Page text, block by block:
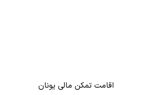
اقامت تمکن مالی یونان